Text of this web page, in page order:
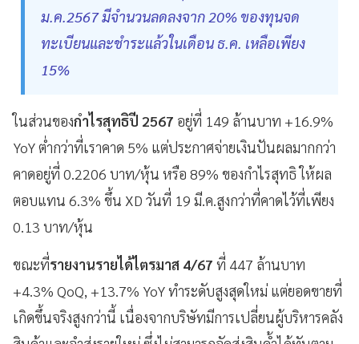
ม.ค.2567 มีจำนวนลดลงจาก 20% ของทุนจด
ทะเบียนและชำระแล้วในเดือน ธ.ค. เหลือเพียง
15%
ในส่วนของกำไรสุทธิปี 2567 อยู่ที่ 149 ล้านบาท +16.9%
YoY ต่ำกว่าที่เราคาด 5% แต่ประกาศจ่ายเงินปันผลมากกว่า
คาดอยู่ที่ 0.2206 บาท/หุ้น หรือ 89% ของกำไรสุทธิ ให้ผล
ตอบแทน 6.3% ขึ้น XD วันที่ 19 มี.ค.สูงกว่าที่คาดไว้ที่เพียง
0.13 บาท/หุ้น
ขณะที่รายงานรายได้ไตรมาส 4/67 ที่ 447 ล้านบาท
+4.3% QoQ, +13.7% YoY ทำระดับสูงสุดใหม่ แต่ยอดขายที่
เกิดขึ้นจริงสูงกว่านี้ เนื่องจากบริษัทมีการเปลี่ยนผู้บริหารคลัง